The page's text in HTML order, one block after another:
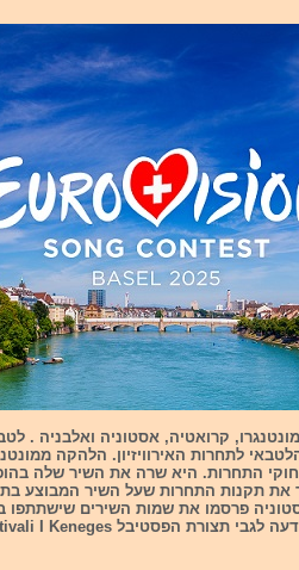
קרואטיה, אסטוניה ואלבניה .
לתחרות האירוויזיון. הלהקה
התחרות. היא שרה את השיר שלה
הנוגד את תקנות התחרות שעל השיר
ואסטוניה פרסמו את שמות השירים